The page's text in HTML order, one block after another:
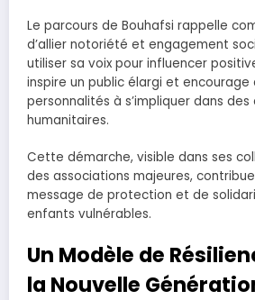
Le parcours de Bouhafsi rappelle
d’allier notoriété et engagement
utiliser sa voix pour influencer
inspire un public élargi et encourage
personnalités à s’impliquer dans des
humanitaires.
Cette démarche, visible dans ses
des associations majeures,
message de protection et de
enfants vulnérables.
Un Modèle de
la Nouvelle